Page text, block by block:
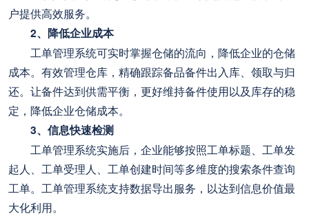
户提供高效服务。
2、降低企业成本
工单管理系统可实时掌握仓储的流向，降低企业的仓储
成本。有效管理仓库，精确跟踪备品备件出入库、领取与归
还。让备件达到供需平衡，更好维持备件使用以及库存的稳
定，降低企业仓储成本。
3、信息快速检测
工单管理系统实施后，企业能够按照工单标题、工单发
起人、工单受理人、工单创建时间等多维度的搜索条件查询
工单。工单管理系统支持数据导出服务，以达到信息价值最
大化利用。